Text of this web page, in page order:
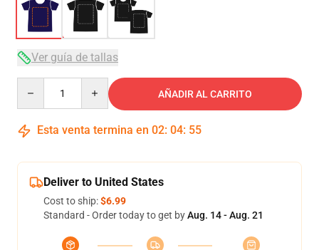
Ver guía de tallas
AÑADIR AL CARRITO
Esta venta termina en 02: 04: 54
Deliver to United States
Cost to ship:$6.99
Standard - Order today to get byAug. 14 - Aug. 21